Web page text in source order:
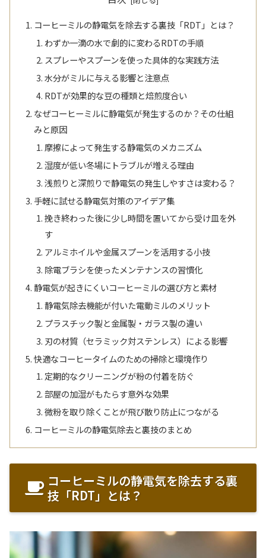
コーヒーミルの静電気を除去する裏技「RDT」とは？
わずか一滴の水で劇的に変わるRDTの手順
スプレーやスプーンを使った具体的な実践方法
水分がミルに与える影響と注意点
RDTが効果的な豆の種類と焙煎度合い
なぜコーヒーミルに静電気が発生するのか？その仕組
みと原因
摩擦によって発生する静電気のメカニズム
湿度が低い冬場にトラブルが増える理由
浅煎りと深煎りで静電気の発生しやすさは変わる？
手軽に試せる静電気対策のアイデア集
挽き終わった後に少し時間を置いてから受け皿を外
す
アルミホイルや金属スプーンを活用する小技
除電ブラシを使ったメンテナンスの習慣化
静電気が起きにくいコーヒーミルの選び方と素材
静電気除去機能が付いた電動ミルのメリット
プラスチック製と金属製・ガラス製の違い
刃の材質（セラミック対ステンレス）による影響
快適なコーヒータイムのための掃除と環境作り
定期的なクリーニングが粉の付着を防ぐ
部屋の加湿がもたらす意外な効果
微粉を取り除くことが飛び散り防止につながる
コーヒーミルの静電気除去と裏技のまとめ
コーヒーミルの静電気を除去する裏
技「RDT」とは？